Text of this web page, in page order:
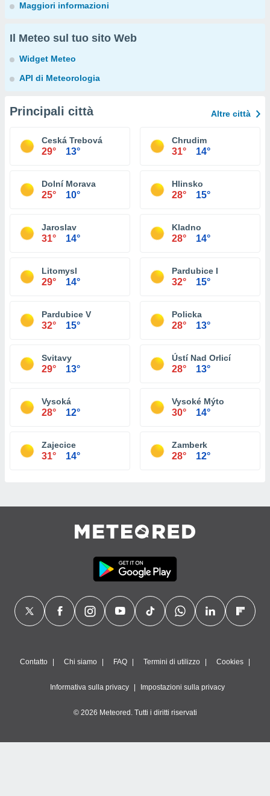
Maggiori informazioni
Il Meteo sul tuo sito Web
Widget Meteo
API di Meteorologia
Principali città Altre città
Ceská Trebová
29° 13°
Chrudim
31° 14°
Dolní Morava
25° 10°
Hlinsko
28° 15°
Jaroslav
31° 14°
Kladno
28° 14°
Litomysl
29° 14°
Pardubice I
32° 15°
Pardubice V
32° 15°
Policka
28° 13°
Svitavy
29° 13°
Ústí Nad Orlicí
28° 13°
Vysoká
28° 12°
Vysoké Mýto
30° 14°
Zajecice
31° 14°
Zamberk
28° 12°
Contatto Chi siamo FAQ Termini di utilizzo Cookies
Informativa sulla privacy Impostazioni sulla privacy
© 2026 Meteored. Tutti i diritti riservati